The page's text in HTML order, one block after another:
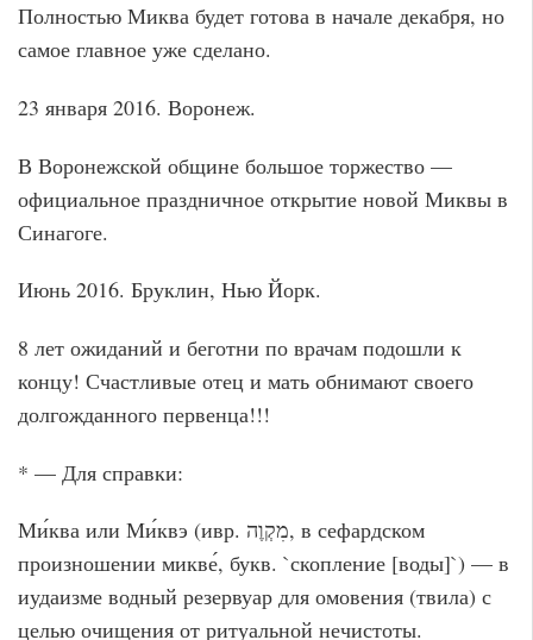
Полностью Миква будет готова в начале декабря, но
самое главное уже сделано.
23 января 2016. Воронеж.
В Воронежской общине большое торжество —
официальное праздничное открытие новой Миквы в
Синагоге.
Июнь 2016. Бруклин, Нью Йорк.
8 лет ожиданий и беготни по врачам подошли к
концу! Счастливые отец и мать обнимают своего
долгожданного первенца!!!
* — Для справки:
Ми́ква или Ми́квэ (ивр. ‏מִקְוֶה‏, в сефардском
произношении микве́, букв. `скопление [воды]`) — в
иудаизме водный резервуар для омовения (твила) с
целью очищения от ритуальной нечистоты.